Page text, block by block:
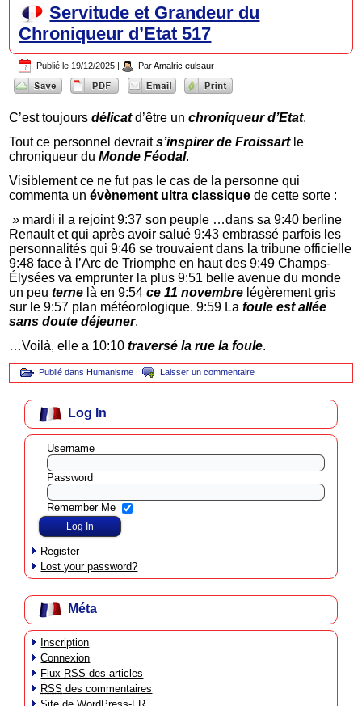
Servitude et Grandeur du
Chroniqueur d’Etat 517
Publié le 19/12/2025 | Par Amalric eulsaur
C’est toujoursdélicatd’être unchroniqueur d’Etat.
Tout ce personnel devraits’inspirer de Froissartle
chroniqueur duMonde Féodal.
Visiblement ce ne fut pas le cas de la personne qui
commenta unévènement ultra classiquede cette sorte :
» mardi il a rejoint 9:37 son peuple …dans sa 9:40 berline
Renault et qui après avoir salué 9:43 embrassé parfois les
personnalités qui 9:46 se trouvaient dans la tribune officielle
9:48 face à l’Arc de Triomphe en haut des 9:49 Champs-
Élysées va emprunter la plus 9:51 belle avenue du monde
un peuterne là en 9:54ce 11 novembre légèrement gris
sur le 9:57 plan météorologique. 9:59 Lafoule est allée
sans doute déjeuner.
…Voilà, elle a 10:10traversé la rue la foule.
Publié dans Humanisme | Laisser un commentaire
Log In
Username
Password
Remember Me
Register
Lost your password?
Méta
Inscription
Connexion
Flux RSS des articles
RSS des commentaires